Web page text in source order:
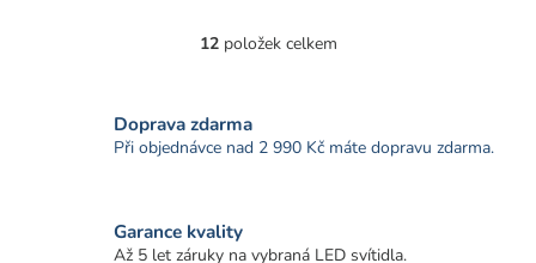
dvorky a venkovní setkání.
při hraní vašich oblíbených her.
Špičkový...
O
d
r
12položek celkem
Doprava zdarma
Při objednávce nad 2 990 Kč máte dopravu zdarma.
Garance kvality
Až 5 let záruky na vybraná LED svítidla.